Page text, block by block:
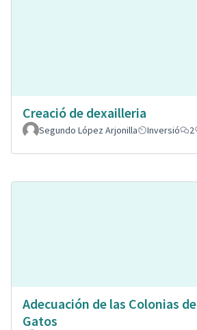
Creació de dexailleria
Segundo López Arjonilla
Inversió 2
Adecuación de las Colonias de
Gatos